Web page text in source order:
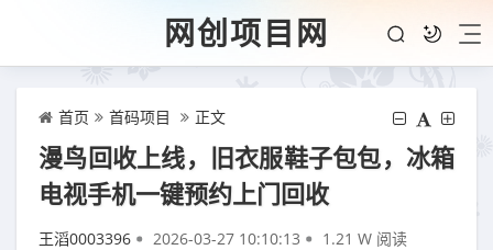
网创项目网
首页 首码项目 正文
漫鸟回收上线，旧衣服鞋子包包，冰箱
电视手机一键预约上门回收
王滔0003396 2026-03-27 10:10:13 1.21 W 阅读